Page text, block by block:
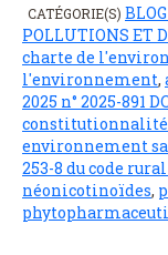
CATÉGORIE(S)
POLLUTIONS ET
charte de
l'environnement,
2025 n° 2025-891
constitutionnalité
environnement
253-8 du code
néonicotinoïdes,